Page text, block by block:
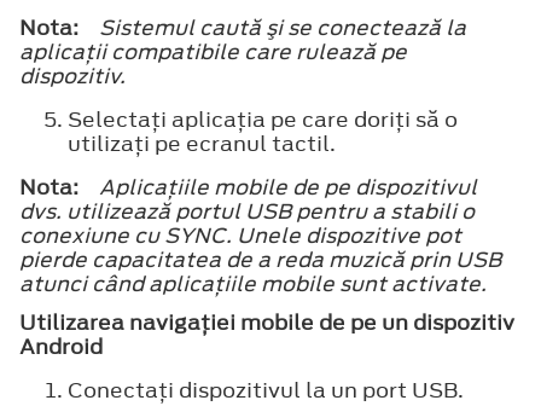
Nota:
Sistemul caută şi se conectează la
aplicaţii compatibile care rulează pe
dispozitiv.
Selectaţi aplicaţia pe care doriţi să o
utilizaţi pe ecranul tactil.
Nota:
Aplicaţiile mobile de pe dispozitivul
dvs. utilizează portul USB pentru a stabili o
conexiune cu SYNC. Unele dispozitive pot
pierde capacitatea de a reda muzică prin USB
atunci când aplicaţiile mobile sunt activate.
Utilizarea navigaţiei mobile de pe un dispozitiv
Android
Conectaţi dispozitivul la un port USB.